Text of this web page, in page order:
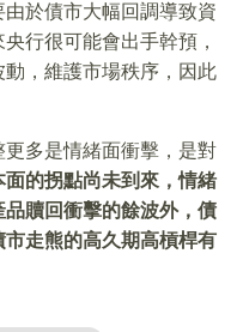
於債市大幅回調導致資
行很可能會出手幹預，
，維護市場秩序，因此
多是情緒面衝擊，是對
的拐點尚未到來，情緒
贖回衝擊的餘波外，債
走熊的高久期高槓桿有